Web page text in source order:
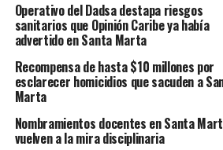
Operativo del Dadsa destapa riesgos
sanitarios que Opinión Caribe ya había
advertido en Santa Marta
Recompensa de hasta $10 millones por
esclarecer homicidios que sacuden a
Marta
Nombramientos docentes en Santa
vuelven a la mira disciplinaria